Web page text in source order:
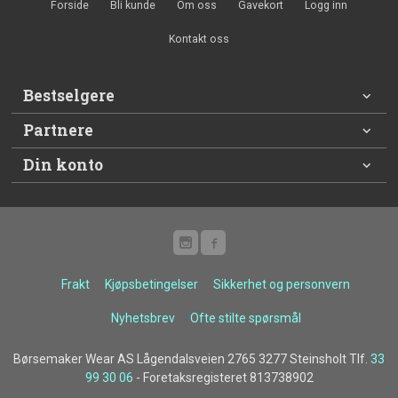
Forside Bli kunde Om oss Gavekort Logg inn
Kontakt oss
Bestselgere
Partnere
Din konto
Frakt Kjøpsbetingelser Sikkerhet og personvern
Nyhetsbrev Ofte stilte spørsmål
Børsemaker Wear AS Lågendalsveien 2765 3277 Steinsholt Tlf. 33
99 30 06 - Foretaksregisteret 813738902